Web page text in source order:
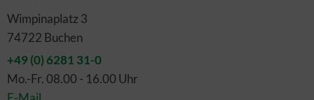
Wimpinaplatz 3
74722 Buchen
+49 (0) 6281 31-0
Mo.-Fr. 08.00 - 16.00 Uhr